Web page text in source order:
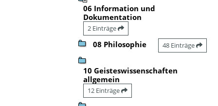
06 Information und
Dokumentation
2 Einträge
08 Philosophie 48 Einträge
10 Geisteswissenschaften
allgemein
12 Einträge